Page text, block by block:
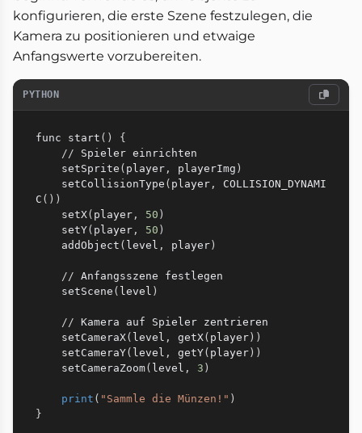
konfigurieren, die erste Szene festzulegen, die
Kamera zu positionieren und etwaige
Anfangswerte vorzubereiten.
PYTHON
func start ( )
{
// Spieler einrichten
    setSprite
( player , playerImg )
    setCollisionType
( player ,
COLLISION_DYNAMI
C ( ) )
    setX
( player , 50 )
    setY
( player , 50 )
    addObject
( level , player )
// Anfangsszene festlegen
    setScene
( level )
// Kamera auf Spieler zentrieren
    setCameraX
( level , getX( player ) )
    setCameraY
( level , getY( player ) )
    setCameraZoom
( level , 3 )
print ( "Sammle die Münzen!" )
}